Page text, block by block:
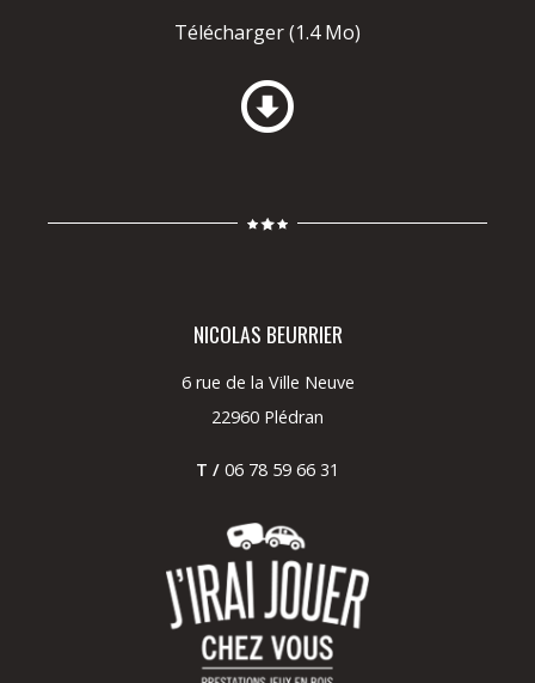
Télécharger(1.4 Mo)
NICOLAS BEURRIER
6 rue de la Ville Neuve
22960 Plédran
T / 06 78 59 66 31